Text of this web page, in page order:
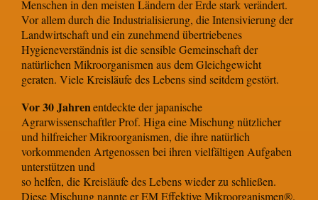
Menschen in den meisten Ländern der Erde stark verändert.
Vor allem durch die Industrialisierung, die Intensivierung der
Landwirtschaft und ein zunehmend übertriebenes
Hygieneverständnis ist die sensible Gemeinschaft der
natürlichen Mikroorganismen aus dem Gleichgewicht
geraten. Viele Kreisläufe des Lebens sind seitdem gestört.
Vor 30 Jahrenentdeckte der japanische
Agrarwissenschaftler Prof. Higa eine Mischung nützlicher
und hilfreicher Mikroorganismen, die ihre natürlich
vorkommenden Artgenossen bei ihren vielfältigen Aufgaben
unterstützen und
so helfen, die Kreisläufe des Lebens wieder zu schließen.
Diese Mischung nannte er EM Effektive Mikroorganismen®.